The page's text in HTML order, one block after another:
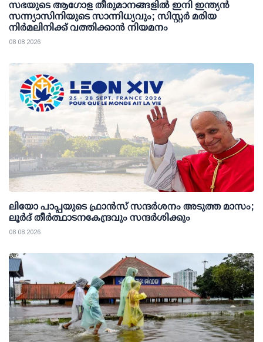
സഭയുടെ ആഗോള തീരുമാനങ്ങളിൽ ഇനി ഇന്ത്യൻ
സന്ന്യാസിനിയുടെ സാന്നിധ്യവും; സിസ്റ്റർ മരിയ
നിർമലിനിക്ക് വത്തിക്കാൻ നിയമനം
08 08 2026
ലിയോ പാപ്പയുടെ ഫ്രാൻസ് സന്ദർശനം അടുത്ത മാസം;
ലൂർദ് തീർത്ഥാടനകേന്ദ്രവും സന്ദർശിക്കും
08 08 2026